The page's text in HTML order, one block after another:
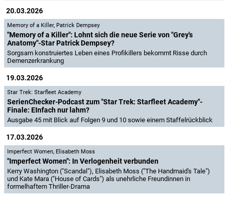
20.03.2026
Memory of a Killer, Patrick Dempsey
"Memory of a Killer": Lohnt sich die neue Serie von "Grey's
Anatomy"-Star Patrick Dempsey?
Sorgsam konstruiertes Leben eines Profikillers bekommt Risse durch
Demenzerkrankung
19.03.2026
Star Trek: Starfleet Academy
SerienChecker-Podcast zum "Star Trek: Starfleet Academy"-
Finale: EInfach nur lahm?
Ausgabe 45 mit Blick auf Folgen 9 und 10 sowie einem Staffelrückblick
17.03.2026
Imperfect Women, Elisabeth Moss
"Imperfect Women": In Verlogenheit verbunden
Kerry Washington ("Scandal"), Elisabeth Moss ("The Handmaid's Tale")
und Kate Mara ("House of Cards") als unehrliche Freundinnen in
formelhaftem Thriller-Drama